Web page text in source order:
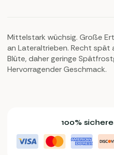
Mittelstark wüchsig. Große
an Lateraltrieben. Recht
Blüte, daher geringe
Hervorragender Geschmack.
100%